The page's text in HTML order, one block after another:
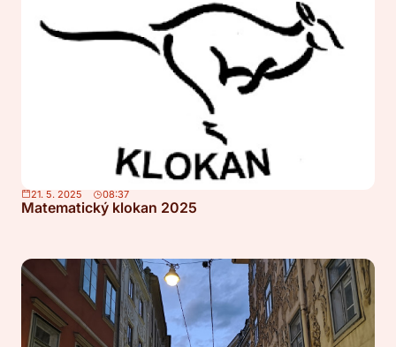
21. 5. 2025 08:37
Matematický klokan 2025